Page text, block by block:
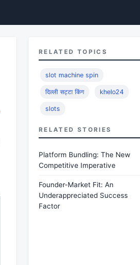
RELATED TOPICS
slot machine spin
दिल्ली सट्टा किंग khelo24
slots
RELATED STORIES
Platform Bundling: The New
Competitive Imperative
Founder-Market Fit: An
Underappreciated Success
Factor